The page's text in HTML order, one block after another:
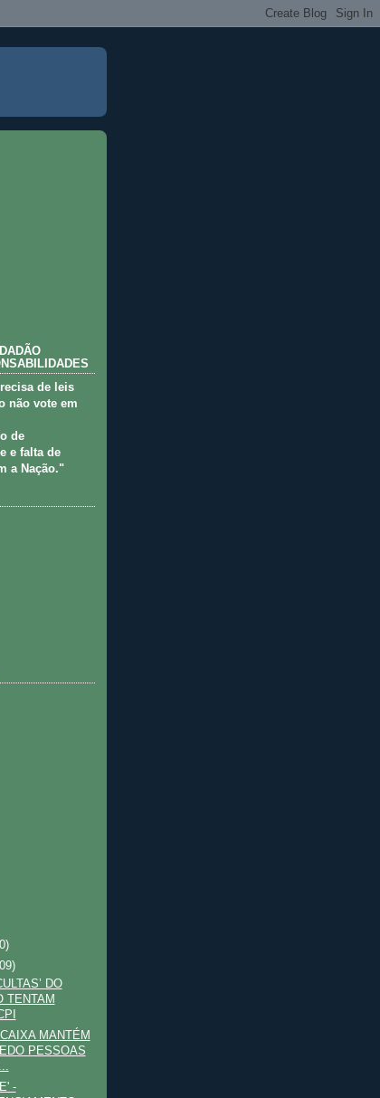
de leis
não vote em
de
e falta de
a Nação."
DO
TENTAM
MANTÉM
PESSOAS
-